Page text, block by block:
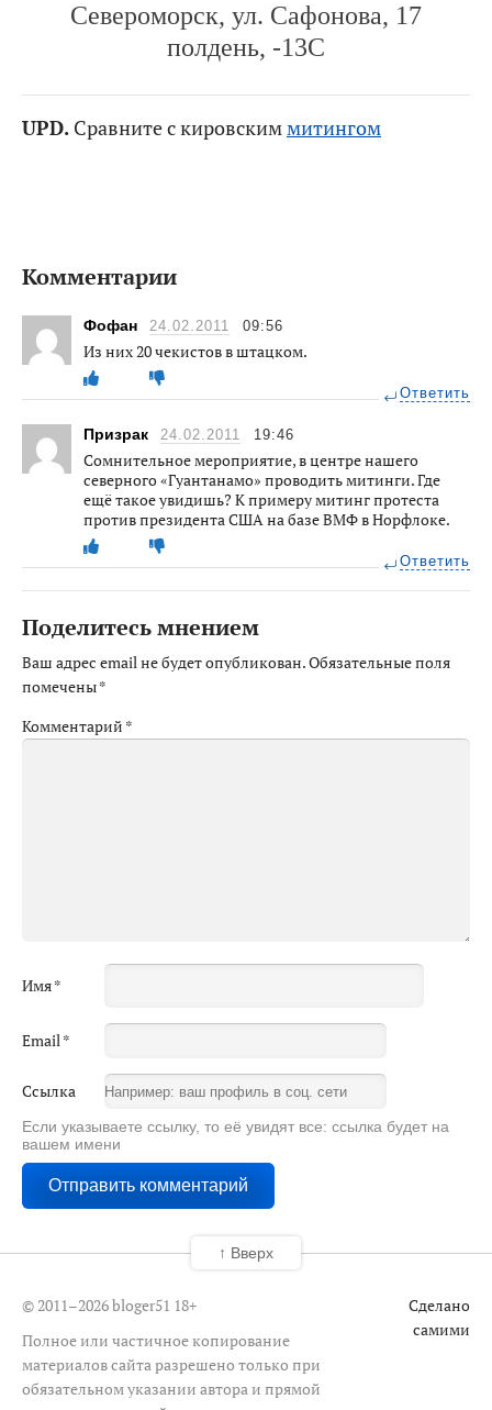
Североморск, ул. Сафонова, 17
полдень, -13С
UPD. Сравните с кировскиммитингом
Комментарии
Фофан 24.02.2011 09:56
Из них 20 чекистов в штацком.
Ответить
Призрак 24.02.2011 19:46
Сомнительное мероприятие, в центре нашего
северного «Гуантанамо» проводить митинги. Где
ещё такое увидишь? К примеру митинг протеста
против президента США на базе ВМФ в Норфлоке.
Ответить
Поделитесь мнением
Ваш адрес email не будет опубликован.Обязательные поля
помечены*
Комментарий *
Имя*
Email*
Ссылка
Если указываете ссылку, то её увидят все: ссылка будет на
вашем имени
© 2011–2026 bloger51 18+
Полное или частичное копирование
материалов сайта разрешено только при
обязательном указании автора и прямой
Сделано
самими
↑ Вверх